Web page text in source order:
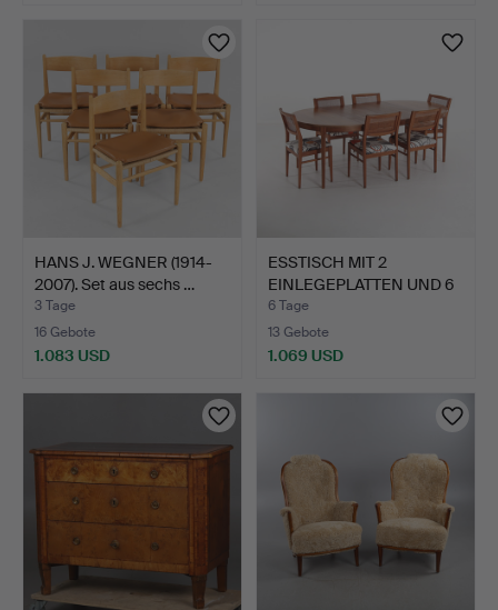
HANS J. WEGNER (1914-
2007). Set aus sechs …
3 Tage
16 Gebote
1.083 USD
ESSTISCH MIT 2
EINLEGEPLATTEN UND 6
STÜHLE…
6 Tage
13 Gebote
1.069 USD